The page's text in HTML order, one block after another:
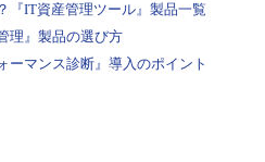
『IT資産管理ツール』製品一覧
理』製品の選び方
ーマンス診断』導入のポイント